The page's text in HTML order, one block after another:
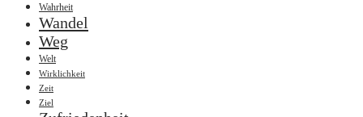
Wahrheit
Wandel
Weg
Welt
Wirklichkeit
Zeit
Ziel